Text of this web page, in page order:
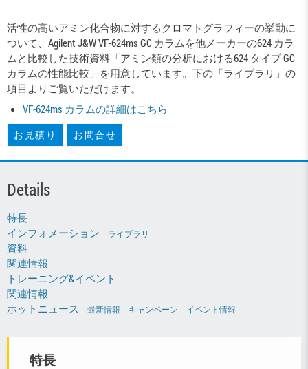
活性の高いアミン化合物に対するクロマトグラフィーの挙動に
ついて、Agilent J&W VF-624ms GC カラムを他メーカーの624 カラ
ムと比較した技術資料「アミン類の分析における624 タイプ GC
カラムの性能比較」を用意しています。下の「ライブラリ」の
項目よりご覧いただけます。
VF-624ms カラムの詳細はこちら
お見積り お問合せ
Details
特長
インフォメーション
ライブラリ
資料
関連情報
トレーニング&イベント
関連情報
ホットニュース
最新情報 キャンペーン イベント情報
特長